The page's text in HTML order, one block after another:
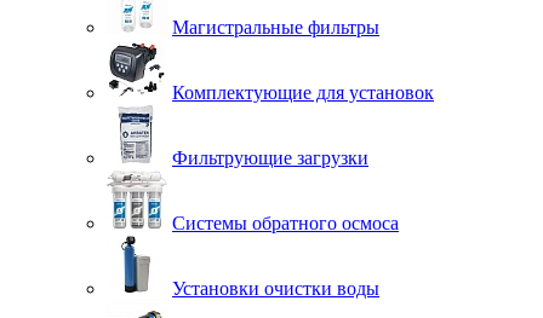
Магистральные фильтры
Комплектующие для установок
Фильтрующие загрузки
Системы обратного осмоса
Установки очистки воды